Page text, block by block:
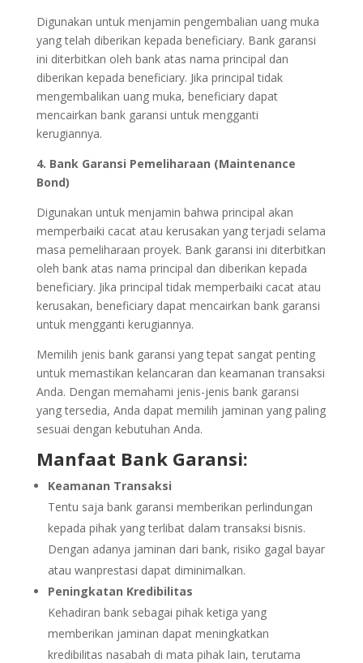
Digunakan untuk menjamin pengembalian uang muka
yang telah diberikan kepada beneficiary. Bank garansi
ini diterbitkan oleh bank atas nama principal dan
diberikan kepada beneficiary. Jika principal tidak
mengembalikan uang muka, beneficiary dapat
mencairkan bank garansi untuk mengganti
kerugiannya.
4. Bank Garansi Pemeliharaan (Maintenance
Bond)
Digunakan untuk menjamin bahwa principal akan
memperbaiki cacat atau kerusakan yang terjadi selama
masa pemeliharaan proyek. Bank garansi ini diterbitkan
oleh bank atas nama principal dan diberikan kepada
beneficiary. Jika principal tidak memperbaiki cacat atau
kerusakan, beneficiary dapat mencairkan bank garansi
untuk mengganti kerugiannya.
Memilih jenis bank garansi yang tepat sangat penting
untuk memastikan kelancaran dan keamanan transaksi
Anda. Dengan memahami jenis-jenis bank garansi
yang tersedia, Anda dapat memilih jaminan yang paling
sesuai dengan kebutuhan Anda.
Manfaat Bank Garansi:
Keamanan Transaksi
Tentu saja bank garansi memberikan perlindungan
kepada pihak yang terlibat dalam transaksi bisnis.
Dengan adanya jaminan dari bank, risiko gagal bayar
atau wanprestasi dapat diminimalkan.
Peningkatan Kredibilitas
Kehadiran bank sebagai pihak ketiga yang
memberikan jaminan dapat meningkatkan
kredibilitas nasabah di mata pihak lain, terutama